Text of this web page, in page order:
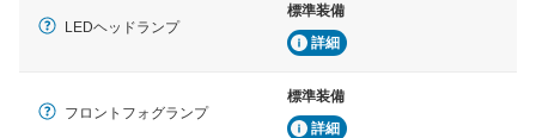
LEDヘッドランプ
標準装備
詳細
フロントフォグランプ
標準装備
詳細